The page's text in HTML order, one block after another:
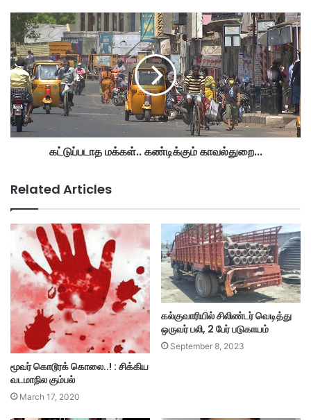
கட்டுப்படாத மக்கள்.. கண்டிக்கும் காவல்துறை...
Related Articles
மூவர் கொடூரக் கொலை..! : சிக்கிய
வடமாநில கும்பல்
March 17, 2020
கல்குவாரியில் சிலிண்டர் வெடித்து
ஒருவர் பலி, 2 பேர் படுகாயம்
September 8, 2023